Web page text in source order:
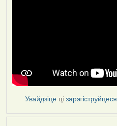
Увайдзіце цізарэгіструйцеся